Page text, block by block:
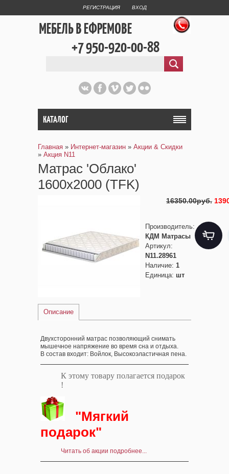
РЕГИСТРАЦИЯ ВХОД
МЕБЕЛЬ В ЕФРЕМОВЕ
+7 950-920-00-88
КАТАЛОГ
Главная » Интернет-магазин » Акции & Скидки
» Акция N11
Матрас 'Облако'
1600х2000 (TFK)
16350.00руб.
Производитель:
КДМ Матрасы
Артикул:
N11.28961
Наличие: 1
Единица: шт
Описание
Двухсторонний матрас позволяющий снимать
мышечное напряжение во время сна и отдыха.
В состав входит: Войлок, Высокоэластичная пена.
К этому товару полагается подарок
!
"Мягкий
подарок"
Читать об акции подробнее...